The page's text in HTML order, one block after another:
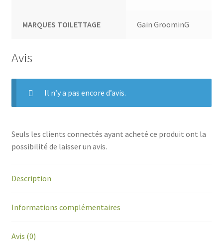
MARQUES TOILETTAGE Gain GroominG
Avis
Il n’y a pas encore d’avis.
Seuls les clients connectés ayant acheté ce produit ont la
possibilité de laisser un avis.
Description
Informations complémentaires
Avis (0)